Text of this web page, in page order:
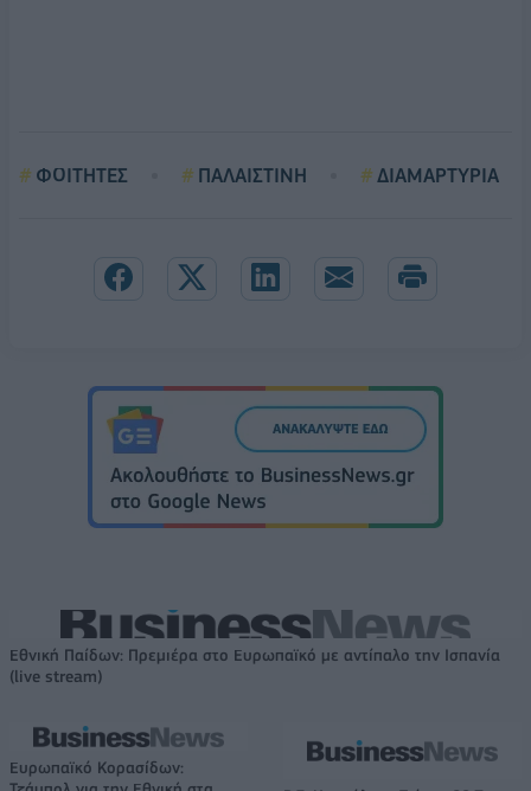
ΦΟΙΤΗΤΕΣ ΠΑΛΑΙΣΤΙΝΗ ΔΙΑΜΑΡΤΥΡΙΑ
Εθνική Παίδων: Πρεμιέρα στο Ευρωπαϊκό με αντίπαλο την Ισπανία
(live stream)
Ευρωπαϊκό Κορασίδων: